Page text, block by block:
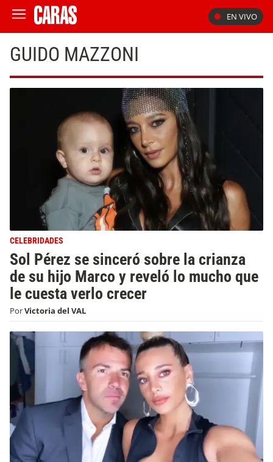
EN VIVO
GUIDO MAZZONI
CELEBRIDADES
Sol Pérez se sinceró sobre la crianza
de su hijo Marco y reveló lo mucho que
le cuesta verlo crecer
PorVictoria del VAL